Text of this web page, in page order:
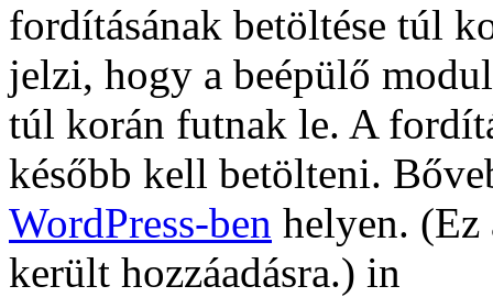
fordításának betöltése túl
jelzi, hogy a beépülő
túl korán futnak le. A
később kell betölteni.
WordPress-ben helyen. (Ez
került hozzáadásra.) in